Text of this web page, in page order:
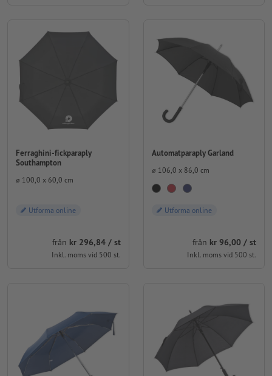
Ferraghini-fickparaply
Southampton
⌀ 100,0 x 60,0 cm
Utforma online
från kr 296,84 / st
Inkl. moms vid 500 st.
Automatparaply Garland
⌀ 106,0 x 86,0 cm
Utforma online
från kr 96,00 / st
Inkl. moms vid 500 st.